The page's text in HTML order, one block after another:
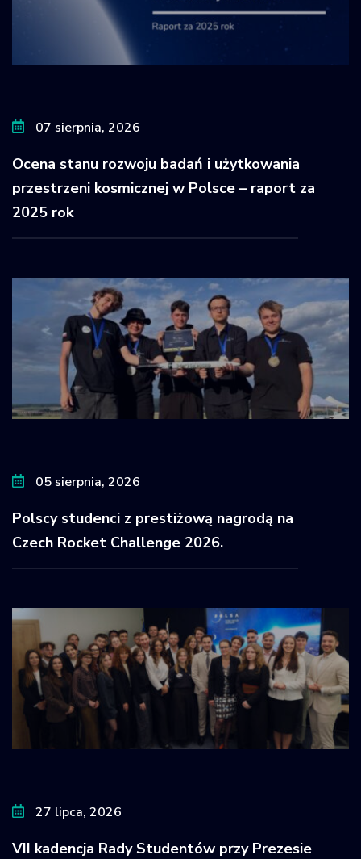
07 sierpnia, 2026
Ocena stanu rozwoju badań i użytkowania
przestrzeni kosmicznej w Polsce – raport za
2025 rok
05 sierpnia, 2026
Polscy studenci z prestiżową nagrodą na
Czech Rocket Challenge 2026.
27 lipca, 2026
VII kadencja Rady Studentów przy Prezesie